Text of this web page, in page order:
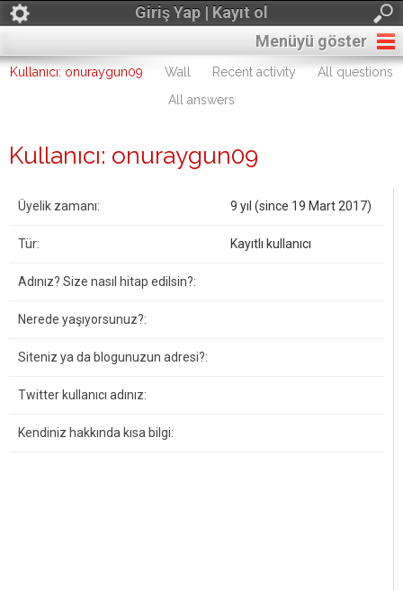
Giriş Yap | Kayıt ol
Menüyü göster
Kullanıcı: onuraygun09 Wall Recent activity
All questions
All answers
Kullanıcı: onuraygun09
Üyelik zamanı: 9 yıl (since 19 Mart 2017)
Tür: Kayıtlı kullanıcı
Adınız? Size nasıl hitap edilsin?:
Nerede yaşıyorsunuz?:
Siteniz ya da blogunuzun adresi?:
Twitter kullanıcı adınız:
Kendiniz hakkında kısa bilgi: